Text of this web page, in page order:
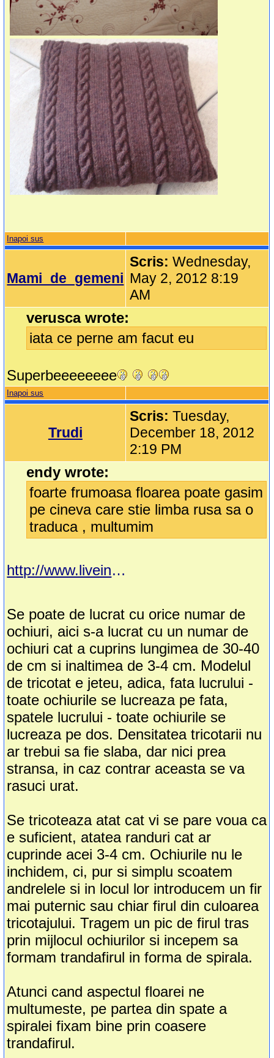
Inapoi sus
Mami_de_gemeni
Scris:Wednesday,
May 2, 2012 8:19
AM
verusca wrote:
iata ce perne am facut eu
Superbeeeeeeee
Inapoi sus
Trudi
Scris:Tuesday,
December 18, 2012
2:19 PM
endy wrote:
foarte frumoasa floarea poate gasim
pe cineva care stie limba rusa sa o
traduca , multumim
http://www.liveinternet.ru/users/3218999/post187789158/
Se poate de lucrat cu orice numar de
ochiuri, aici s-a lucrat cu un numar de
ochiuri cat a cuprins lungimea de 30-40
de cm si inaltimea de 3-4 cm. Modelul
de tricotat e jeteu, adica, fata lucrului -
toate ochiurile se lucreaza pe fata,
spatele lucrului - toate ochiurile se
lucreaza pe dos. Densitatea tricotarii nu
ar trebui sa fie slaba, dar nici prea
stransa, in caz contrar aceasta se va
rasuci urat.
Se tricoteaza atat cat vi se pare voua ca
e suficient, atatea randuri cat ar
cuprinde acei 3-4 cm. Ochiurile nu le
inchidem, ci, pur si simplu scoatem
andrelele si in locul lor introducem un fir
mai puternic sau chiar firul din culoarea
tricotajului. Tragem un pic de firul tras
prin mijlocul ochiurilor si incepem sa
formam trandafirul in forma de spirala.
Atunci cand aspectul floarei ne
multumeste, pe partea din spate a
spiralei fixam bine prin coasere
trandafirul.